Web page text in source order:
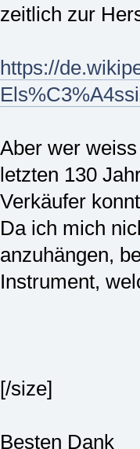
zeitlich zur
https://
Aber wer
letzten 130
Verkäufer
Da ich mich
anzuhängen,
Instrument,
[/size]
Besten Dank